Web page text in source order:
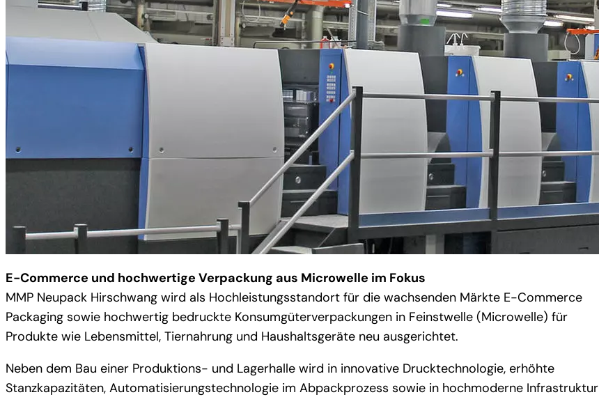
E-Commerce und hochwertige Verpackung aus Microwelle im Fokus
MMP Neupack Hirschwang wird als Hochleistungsstandort für die wachsenden Märkte E-Commerce
Packaging sowie hochwertig bedruckte Konsumgüterverpackungen in Feinstwelle (Microwelle) für
Produkte wie Lebensmittel, Tiernahrung und Haushaltsgeräte neu ausgerichtet.
Neben dem Bau einer Produktions- und Lagerhalle wird in innovative Drucktechnologie, erhöhte
Stanzkapazitäten, Automatisierungstechnologie im Abpackprozess sowie in hochmoderne Infrastruktur